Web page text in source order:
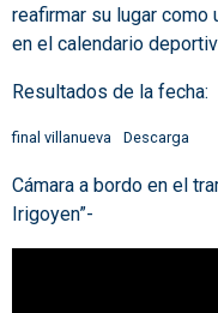
reafirmar su lugar
en el calendario
Resultados de la fecha:
final villanueva Descarga
Cámara a bordo en el
Irigoyen”-